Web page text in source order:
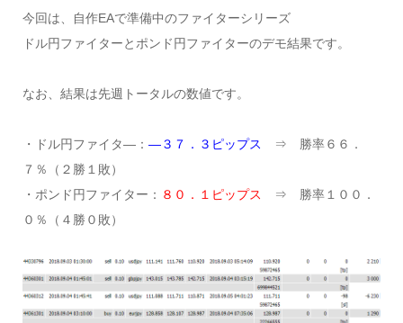
今回は、自作EAで準備中のファイターシリーズ
ドル円ファイターとポンド円ファイターのデモ結果です。
なお、結果は先週トータルの数値です。
・ドル円ファイタ―： ―３７．３ピップス
⇒ 勝率６６．
７％（２勝１敗）
・ポンド円ファイター： ８０．１ピップス
⇒ 勝率１００．
０％（４勝０敗）